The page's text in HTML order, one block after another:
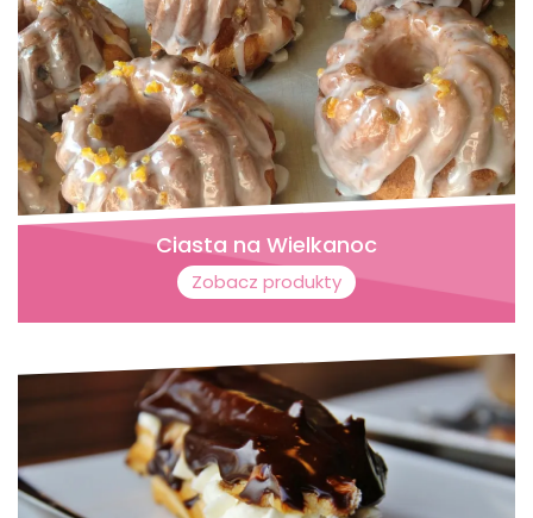
Ciasta na Wielkanoc
Zobacz produkty